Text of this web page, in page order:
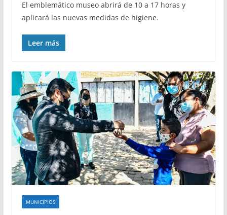
El emblemático museo abrirá de 10 a 17 horas y
aplicará las nuevas medidas de higiene.
Leer más
MUNICIPIOS